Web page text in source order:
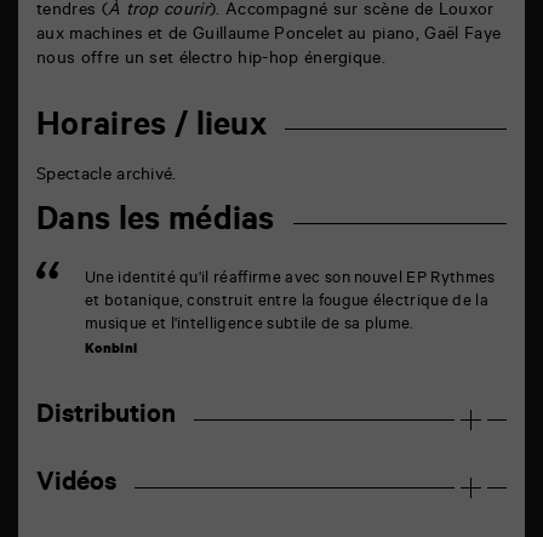
tendres (À trop courir). Accompagné sur scène de Louxor
aux machines et de Guillaume Poncelet au piano, Gaël Faye
nous offre un set électro hip-hop énergique.
Horaires / lieux
Spectacle archivé.
Dans les médias
Une identité qu'il réaffirme avec son nouvel EP Rythmes
et botanique, construit entre la fougue électrique de la
musique et l'intelligence subtile de sa plume.
Konbini
Distribution
Vidéos